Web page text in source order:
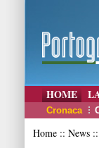
HOME
Cronaca
Home :: News ::